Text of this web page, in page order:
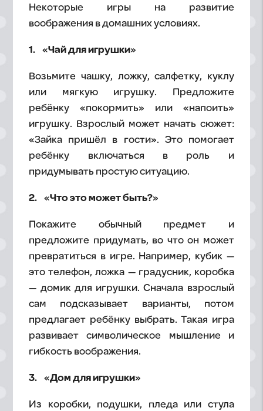
Некоторые игры на развитие
воображения в домашних условиях.
1. «Чай для игрушки»
Возьмите чашку, ложку, салфетку, куклу
или мягкую игрушку. Предложите
ребёнку «покормить» или «напоить»
игрушку. Взрослый может начать сюжет:
«Зайка пришёл в гости». Это помогает
ребёнку включаться в роль и
придумывать простую ситуацию.
2. «Что это может быть?»
Покажите обычный предмет и
предложите придумать, во что он может
превратиться в игре. Например, кубик —
это телефон, ложка — градусник, коробка
— домик для игрушки. Сначала взрослый
сам подсказывает варианты, потом
предлагает ребёнку выбрать. Такая игра
развивает символическое мышление и
гибкость воображения.
3. «Дом для игрушки»
Из коробки, подушки, пледа или стула